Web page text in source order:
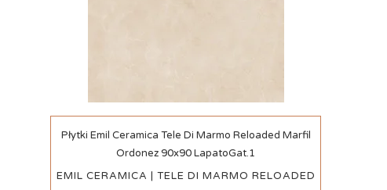
Płytki Emil Ceramica Tele Di Marmo Reloaded Marfil
Ordonez 90x90 LapatoGat.1
EMIL CERAMICA | TELE DI MARMO RELOADED
Szybki podgląd